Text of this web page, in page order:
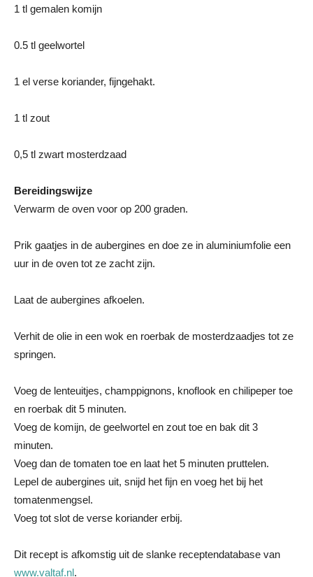
1 tl gemalen komijn
0.5 tl geelwortel
1 el verse koriander, fijngehakt.
1 tl zout
0,5 tl zwart mosterdzaad
Bereidingswijze
Verwarm de oven voor op 200 graden.
Prik gaatjes in de aubergines en doe ze in aluminiumfolie een
uur in de oven tot ze zacht zijn.
Laat de aubergines afkoelen.
Verhit de olie in een wok en roerbak de mosterdzaadjes tot ze
springen.
Voeg de lenteuitjes, champpignons, knoflook en chilipeper toe
en roerbak dit 5 minuten.
Voeg de komijn, de geelwortel en zout toe en bak dit 3
minuten.
Voeg dan de tomaten toe en laat het 5 minuten pruttelen.
Lepel de aubergines uit, snijd het fijn en voeg het bij het
tomatenmengsel.
Voeg tot slot de verse koriander erbij.
Dit recept is afkomstig uit de slanke receptendatabase van
www.valtaf.nl.